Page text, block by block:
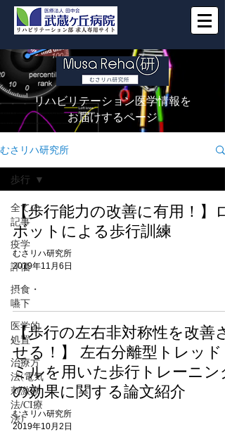
リハビリテーション医学情報を
お届けするページ
むさリハ研究所
全ての
記事
疫学
評価
摂食・
嚥下
医学的
処置
治療方
法(電気
刺激療
法/CI療
法)
歩行
【歩行能力の改善に有用！】ロ
ボットによる歩行訓練
むさリハ研究所
2019年11月6日
【歩行の左右非対称性を改善さ
せる！】 左右分離型トレッド
ミルを用いた歩行トレーニン
の効果に関する論文紹介
むさリハ研究所
2019年10月2日